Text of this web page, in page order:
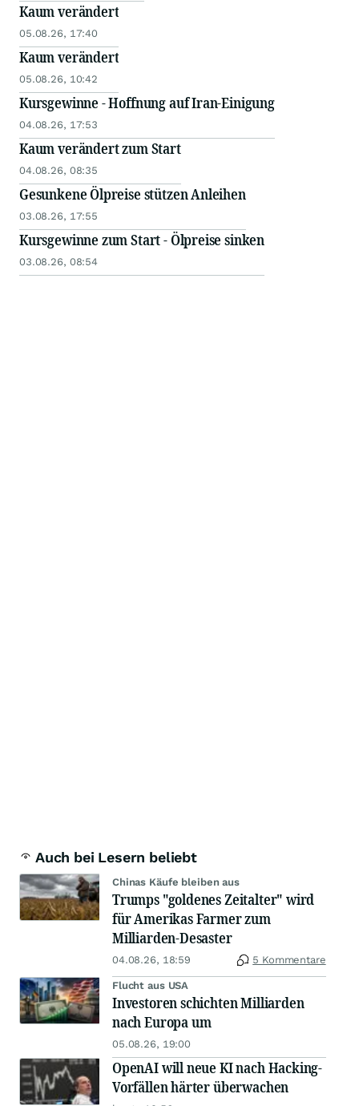
Kaum verändert
05.08.26, 17:40
Kaum verändert
05.08.26, 10:42
Kursgewinne - Hoffnung auf Iran-Einigung
04.08.26, 17:53
Kaum verändert zum Start
04.08.26, 08:35
Gesunkene Ölpreise stützen Anleihen
03.08.26, 17:55
Kursgewinne zum Start - Ölpreise sinken
03.08.26, 08:54
Auch bei Lesern beliebt
Chinas Käufe bleiben aus
Trumps "goldenes Zeitalter" wird
für Amerikas Farmer zum
Milliarden-Desaster
04.08.26, 18:59 5 Kommentare
Flucht aus USA
Investoren schichten Milliarden
nach Europa um
05.08.26, 19:00
OpenAI will neue KI nach Hacking-
Vorfällen härter überwachen